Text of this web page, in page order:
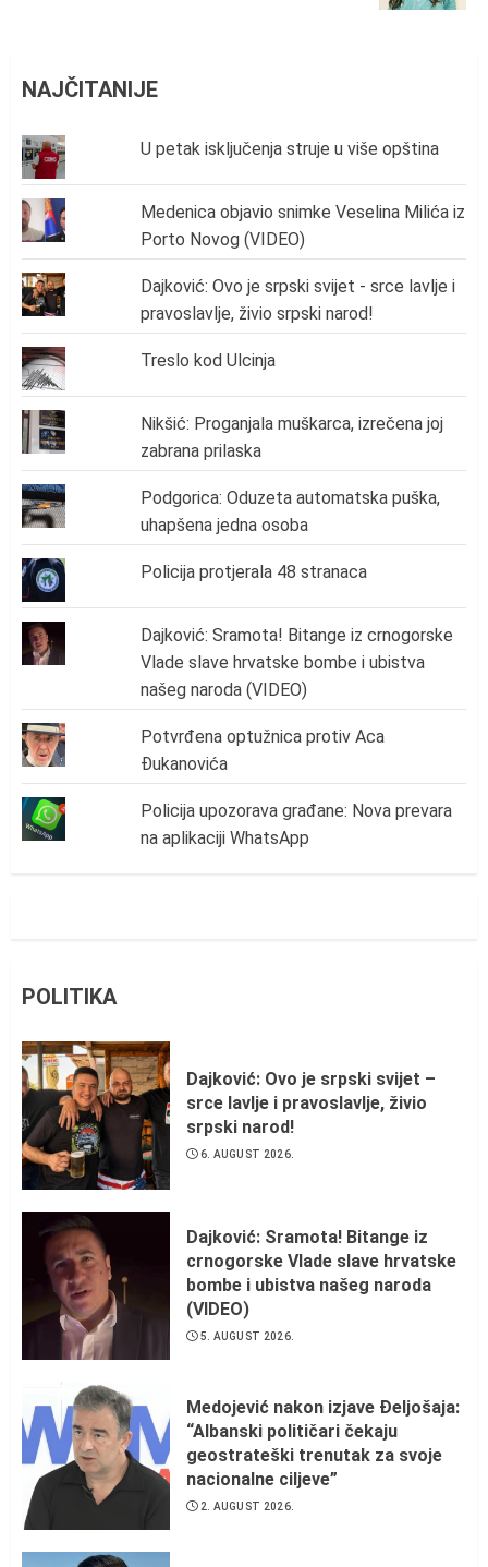
NAJČITANIJE
U petak isključenja struje u više opština
Medenica objavio snimke Veselina Milića iz
Porto Novog (VIDEO)
Dajković: Ovo je srpski svijet - srce lavlje i
pravoslavlje, živio srpski narod!
Treslo kod Ulcinja
Nikšić: Proganjala muškarca, izrečena joj
zabrana prilaska
Podgorica: Oduzeta automatska puška,
uhapšena jedna osoba
Policija protjerala 48 stranaca
Dajković: Sramota! Bitange iz crnogorske
Vlade slave hrvatske bombe i ubistva
našeg naroda (VIDEO)
Potvrđena optužnica protiv Aca
Đukanovića
Policija upozorava građane: Nova prevara
na aplikaciji WhatsApp
POLITIKA
Dajković: Ovo je srpski svijet –
srce lavlje i pravoslavlje, živio
srpski narod!
6. AUGUST 2026.
Dajković: Sramota! Bitange iz
crnogorske Vlade slave hrvatske
bombe i ubistva našeg naroda
(VIDEO)
5. AUGUST 2026.
Medojević nakon izjave Đeljošaja:
“Albanski političari čekaju
geostrateški trenutak za svoje
nacionalne ciljeve”
2. AUGUST 2026.